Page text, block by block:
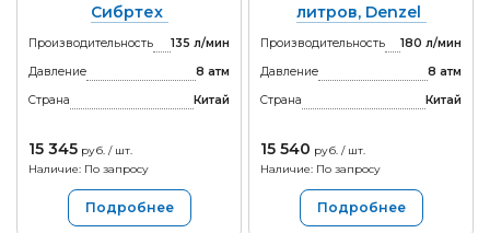
Сибртех
Производительность
135 л/мин
Давление
8 атм
Страна
Китай
15 345 руб. / шт.
Наличие: По запросу
Подробнее
литров, Denzel
Производительность
180 л/мин
Давление
8 атм
Страна
Китай
15 540 руб. / шт.
Наличие: По запросу
Подробнее